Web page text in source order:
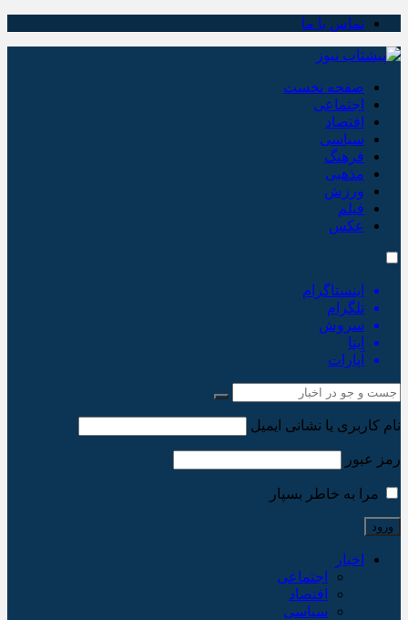
تماس با ما
صفحه نخست
اجتماعی
اقتصاد
سیاسی
فرهنگ
مذهبی
ورزش
فیلم
عکس
اینستاگرام
تلگرام
سروش
ایتا
آپارات
نام کاربری یا نشانی ایمیل
رمز عبور
مرا به خاطر بسپار
اخبار
اجتماعی
اقتصاد
سیاسی